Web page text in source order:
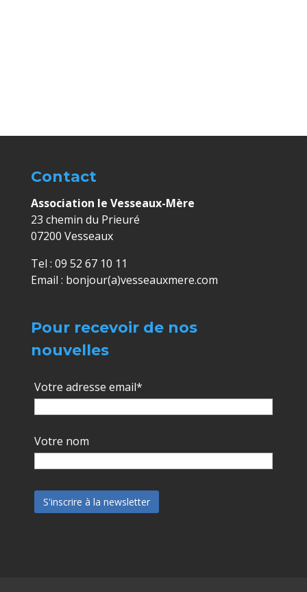
Contact
Association le Vesseaux-Mère
23 chemin du Prieuré
07200 Vesseaux
Tel : 09 52 67 10 11
Email : bonjour(a)vesseauxmere.com
Pour recevoir de nos
nouvelles
Votre adresse email*
Votre nom